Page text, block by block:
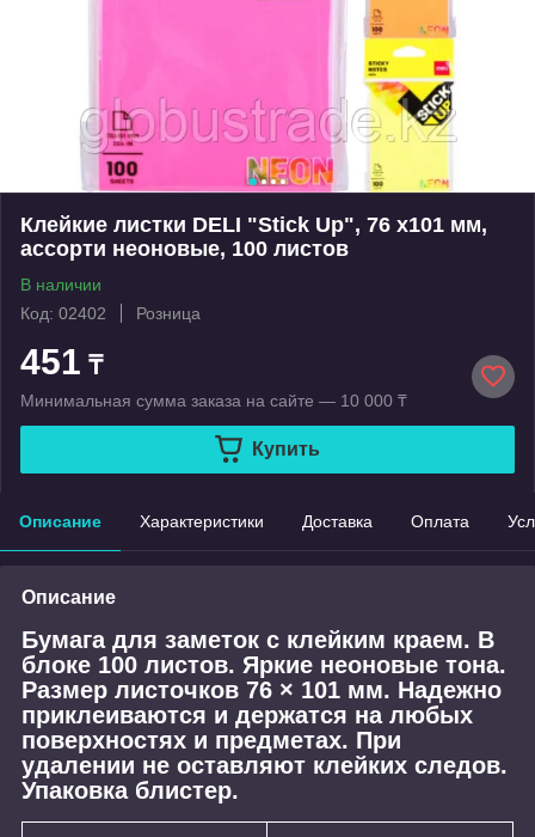
Клейкие листки DELI "Stick Up", 76 х101 мм,
ассорти неоновые, 100 листов
В наличии
Код: 02402
Розница
451 ₸
Минимальная сумма заказа на сайте — 10 000 ₸
Купить
Описание Характеристики Доставка Оплата
Описание
Бумага для заметок с клейким краем. В
блоке 100 листов. Яркие неоновые тона.
Размер листочков 76 × 101 мм. Надежно
приклеиваются и держатся на любых
поверхностях и предметах. При
удалении не оставляют клейких следов.
Упаковка блистер.